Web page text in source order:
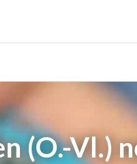
(O.-Vl.)